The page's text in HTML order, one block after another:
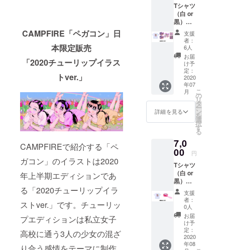
CAMPFIRE「ペガコン」日
本限定販売
「2020チューリップイラス
トver.」
CAMPFIREで紹介する「ペ
ガコン」のイラストは2020
年上半期エディションであ
る「2020チューリップイラ
ストver.」です。チューリッ
プエディションは私立女子
高校に通う3人の少女の混ざ
Tシャツ
（白 or
黒）＋
文具
セット
AB ＊T
シャツ
カラー
選択 ＊
Tシャツ
サイ
ズ： ・
着丈：
77cm
・肩
幅：
・身
幅：
63cm
・袖
丈：
23.5cm
支援
者：
6人
お届
け予
定：
2020
年07
月
詳細を見る
こ
の
リ
タ
ー
ン
を
選
択
す
る
7,0
00 円
Tシャツ
（白 or
黒）＋
小銭入
れ ＊T
シャツ
カラー
選択 ＊
Tシャツ
サイ
ズ： ・
支援
者：
0人
お届
け予
定：
2020
年08